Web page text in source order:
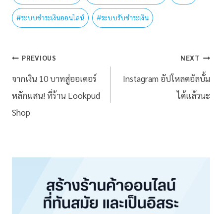
#ระบบชำระเงินออนไลน์ #ระบบรับชำระเงิน
PREVIOUS
จากเงิน 10 บาทสู่ออเดอร์
หลักแสน! ที่ร้าน Lookpud
Shop
NEXT
Instagram อัปโหลดอัลบั้ม
ได้แล้วนะ